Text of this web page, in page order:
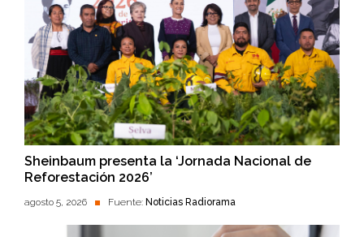
Sheinbaum presenta la ‘Jornada Nacional de
Reforestación 2026’
agosto 5, 2026 Fuente: Noticias Radiorama